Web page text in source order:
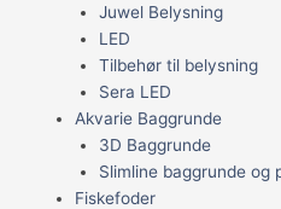
Juwel Belysning
LED
Tilbehør til belysning
Sera LED
Akvarie Baggrunde
3D Baggrunde
Slimline baggrunde og
Fiskefoder